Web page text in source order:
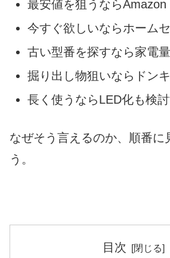
最安値を狙うなら
今すぐ欲しいならホーム
古い型番を探すなら家電
掘り出し物狙いならドン
長く使うならLED化も検
なぜそう言えるのか、順番に
う。
目次